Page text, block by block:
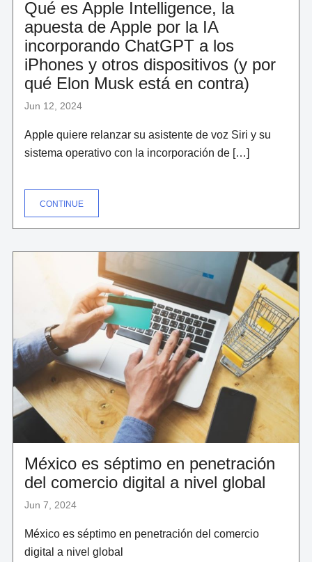
Qué es Apple Intelligence, la
apuesta de Apple por la IA
incorporando ChatGPT a los
iPhones y otros dispositivos (y por
qué Elon Musk está en contra)
Jun 12, 2024
Apple quiere relanzar su asistente de voz Siri y su
sistema operativo con la incorporación de […]
CONTINUE"QUÉ
APPLE
INTELLIGENCE,
DE
INCORPORANDO
CHATGPT
A
LOS
IPHONES
OTROS
DISPOSITIVOS
(Y
POR
QUÉ
ELON
MUSK
ESTÁ
EN
CONTRA)"
México es séptimo en penetración
del comercio digital a nivel global
Jun 7, 2024
México es séptimo en penetración del comercio
digital a nivel global